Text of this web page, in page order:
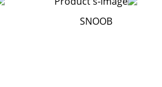
SNOOB